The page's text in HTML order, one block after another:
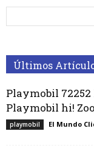
Últimos
Playmobil 72252
Playmobil hi!
playmobil El Mundo